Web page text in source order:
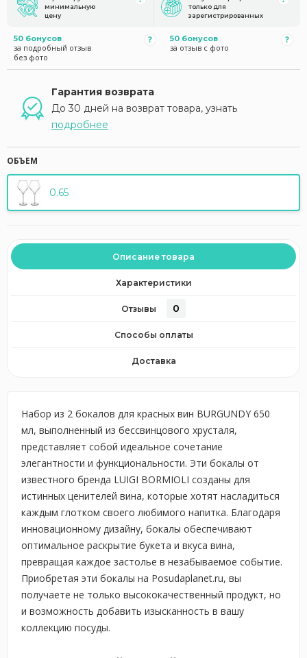
минимальную
цену
только для
зарегистрированных
50 бонусов
за подробный отзыв
без фото
50 бонусов
за отзыв с фото
Гарантия возврата
До 30 дней на возврат товара, узнать
подробнее
ОБЪЕМ
0.65
Описание товара
Характеристики
Отзывы 0
Способы оплаты
Доставка
Набор из 2 бокалов для красных вин BURGUNDY 650
мл, выполненный из бессвинцового хрусталя,
представляет собой идеальное сочетание
элегантности и функциональности. Эти бокалы от
известного бренда LUIGI BORMIOLI созданы для
истинных ценителей вина, которые хотят насладиться
каждым глотком своего любимого напитка. Благодаря
инновационному дизайну, бокалы обеспечивают
оптимальное раскрытие букета и вкуса вина,
превращая каждое застолье в незабываемое событие.
Приобретая эти бокалы на Posudaplanet.ru, вы
получаете не только высококачественный продукт, но
и возможность добавить изысканность в вашу
коллекцию посуды.